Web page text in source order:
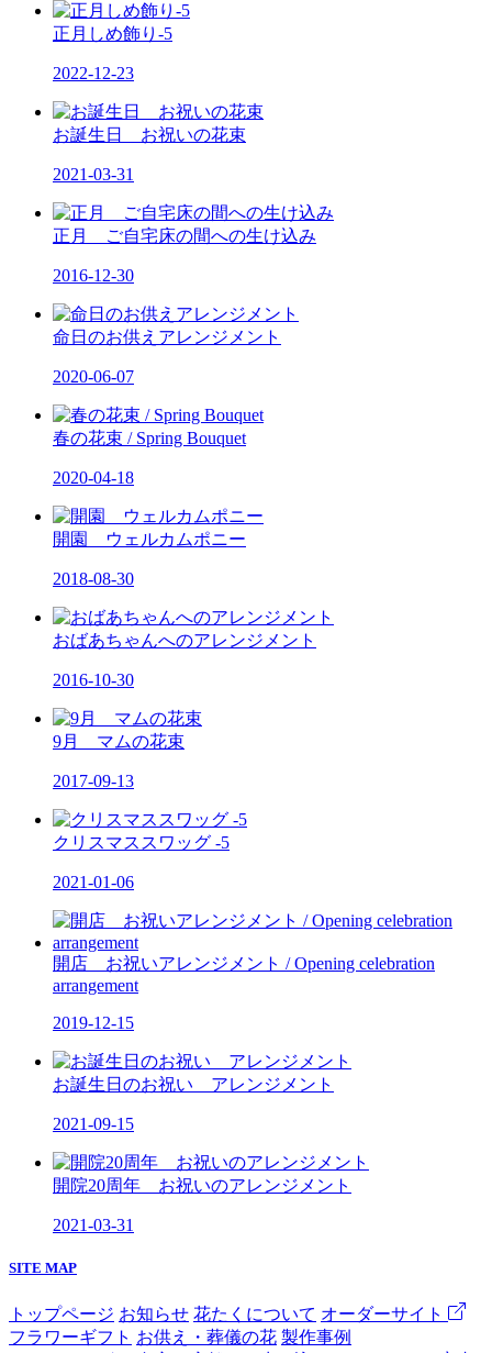
正月しめ飾り-5
2022-12-23
お誕生日 お祝いの花束
2021-03-31
正月 ご自宅床の間への生け込み
2016-12-30
命日のお供えアレンジメント
2020-06-07
春の花束 / Spring Bouquet
2020-04-18
開園 ウェルカムポニー
2018-08-30
おばあちゃんへのアレンジメント
2016-10-30
9月 マムの花束
2017-09-13
クリスマススワッグ -5
2021-01-06
開店 お祝いアレンジメント / Opening celebration
arrangement
2019-12-15
お誕生日のお祝い アレンジメント
2021-09-15
開院20周年 お祝いのアレンジメント
2021-03-31
SITE MAP
トップページ お知らせ 花たくについて オーダーサイト
フラワーギフト お供え・葬儀の花 製作事例